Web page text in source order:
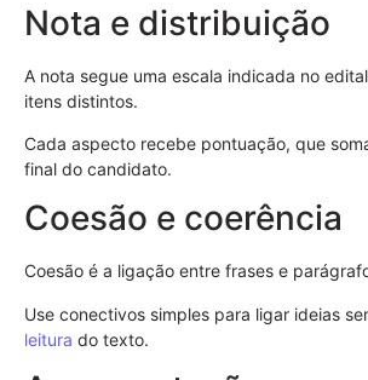
Nota e distribuição
A nota segue uma escala indicada no
itens distintos.
Cada aspecto recebe pontuação, que
final do candidato.
Coesão e coerência
Coesão é a ligação entre frases e
Use conectivos simples para ligar ideias
leitura do texto.